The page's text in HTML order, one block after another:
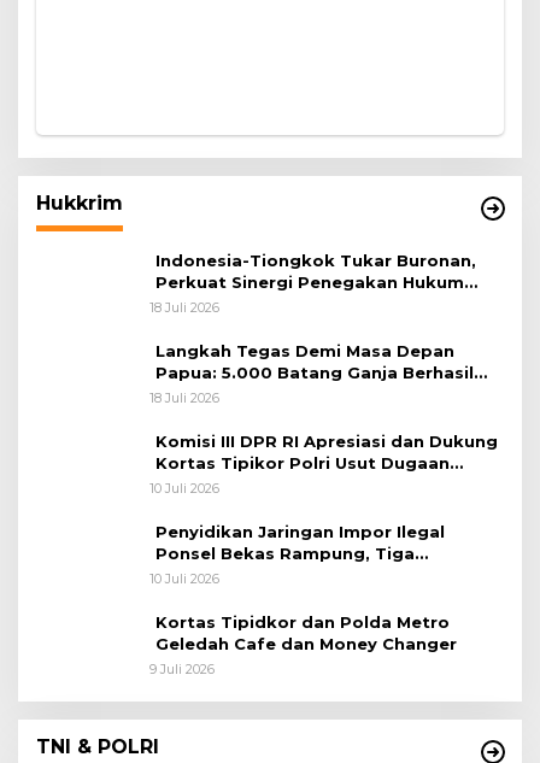
Hukkrim
Indonesia-Tiongkok Tukar Buronan,
Perkuat Sinergi Penegakan Hukum
Lintas Negara
18 Juli 2026
Langkah Tegas Demi Masa Depan
Papua: 5.000 Batang Ganja Berhasil
Diungkap Koops TNI Habema
18 Juli 2026
Komisi III DPR RI Apresiasi dan Dukung
Kortas Tipikor Polri Usut Dugaan
Korupsi Batu Bara
10 Juli 2026
Penyidikan Jaringan Impor Ilegal
Ponsel Bekas Rampung, Tiga
Tersangka Sudah P-21 dan Satu Buron
10 Juli 2026
Kortas Tipidkor dan Polda Metro
Geledah Cafe dan Money Changer
9 Juli 2026
TNI & POLRI